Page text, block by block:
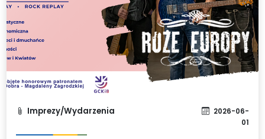
Imprezy/Wydarzenia
2026-06-
01